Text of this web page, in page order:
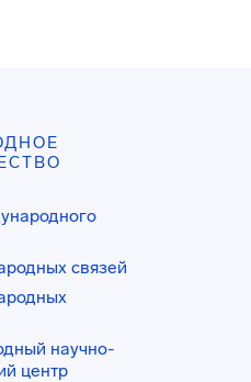
связей
научно-
центр